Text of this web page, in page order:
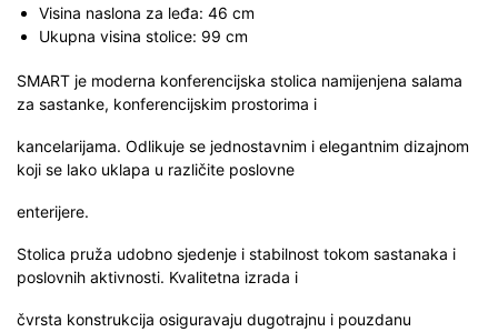
Visina naslona za leđa: 46 cm
Ukupna visina stolice: 99 cm
SMART je moderna konferencijska stolica namijenjena salama
za sastanke, konferencijskim prostorima i
kancelarijama. Odlikuje se jednostavnim i elegantnim dizajnom
koji se lako uklapa u različite poslovne
enterijere.
Stolica pruža udobno sjedenje i stabilnost tokom sastanaka i
poslovnih aktivnosti. Kvalitetna izrada i
čvrsta konstrukcija osiguravaju dugotrajnu i pouzdanu